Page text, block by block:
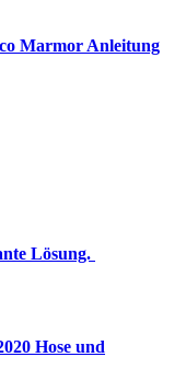
Marmor Anleitung
Lösung.
Hose und